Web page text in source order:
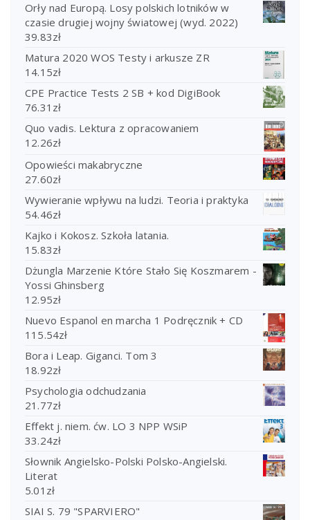
Orły nad Europą. Losy polskich lotników w
czasie drugiej wojny światowej (wyd. 2022)
39.83zł
Matura 2020 WOS Testy i arkusze ZR
14.15zł
CPE Practice Tests 2 SB + kod DigiBook
76.31 zł
Quo vadis. Lektura z opracowaniem
12.26zł
Opowieści makabryczne
27.60zł
Wywieranie wpływu na ludzi. Teoria i praktyka
54.46zł
Kajko i Kokosz. Szkoła latania.
15.83zł
Dżungla Marzenie Które Stało Się Koszmarem -
Yossi Ghinsberg
12.95zł
Nuevo Espanol en marcha 1 Podręcznik + CD
115.54zł
Bora i Leap. Giganci. Tom 3
18.92zł
Psychologia odchudzania
21.77zł
Effekt j. niem. ćw. LO 3 NPP WSiP
33.24zł
Słownik Angielsko-Polski Polsko-Angielski.
Literat
5.01 zł
SIAI S. 79 "SPARVIERO"